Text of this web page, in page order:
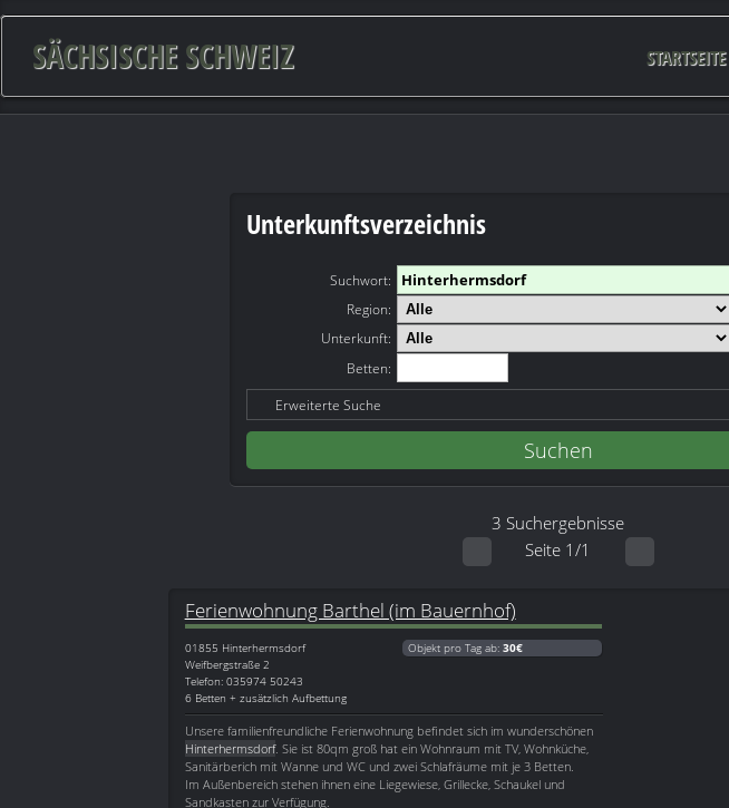
SÄCHSISCHE SCHWEIZ STARTSEITE
Unterkunftsverzeichnis
Suchwort:
Region:
Unterkunft:
Betten:
Erweiterte Suche
3 Suchergebnisse
Seite 1/1
Ferienwohnung Barthel (im Bauernhof)
01855 Hinterhermsdorf
Weifbergstraße 2
Telefon: 035974 50243
6 Betten + zusätzlich Aufbettung
Objekt pro Tag ab: 30€
Unsere familienfreundliche Ferienwohnung befindet sich im wunderschönen
Hinterhermsdorf. Sie ist 80qm groß hat ein Wohnraum mit TV, Wohnküche,
Sanitärberich mit Wanne und WC und zwei Schlafräume mit je 3 Betten.
Im Außenbereich stehen ihnen eine Liegewiese, Grillecke, Schaukel und
Sandkasten zur Verfügung.